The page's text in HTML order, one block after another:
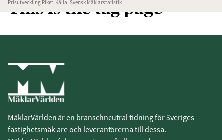
Prisutveckling Riket, Källa: Svensk Mäklarstatistik
This is the tag page
MäklarVärlden är en branschneutral tidning för Sveriges
fastighetsmäklare och leverantörerna till dessa.